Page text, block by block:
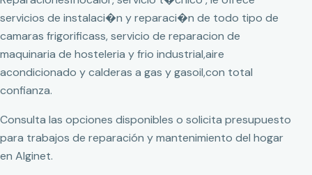
servicios de instalaci�n y reparaci�n de todo tipo de
camaras frigorificass, servicio de reparacion de
maquinaria de hosteleria y frio industrial,aire
acondicionado y calderas a gas y gasoil,con total
confianza.
Consulta las opciones disponibles o solicita presupuesto
para trabajos de reparación y mantenimiento del hogar
en Alginet.